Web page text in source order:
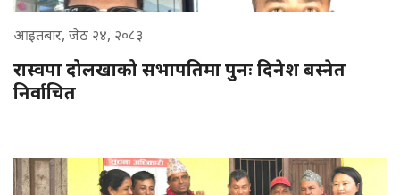
आइतबार, जेठ २४, २०८३
रास्वपा दोलखाको सभापतिमा पुनः दिनेश बस्नेत
निर्वाचित